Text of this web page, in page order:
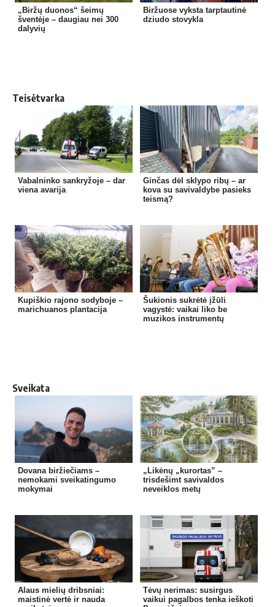
„Biržų duonos“ šeimų
šventėje – daugiau nei 300
dalyvių
Biržuose vyksta tarptautinė
dziudo stovykla
Teisėtvarka
Vabalninko sankryžoje – dar
viena avarija
Ginčas dėl sklypo ribų – ar
kova su savivaldybe pasieks
teismą?
Kupiškio rajono sodyboje –
marichuanos plantacija
Šukionis sukrėtė įžūli
vagystė: vaikai liko be
muzikos instrumentų
Sveikata
Dovana biržiečiams –
nemokami sveikatingumo
mokymai
„Likėnų „kurortas” –
trisdešimt savivaldos
neveiklos metų
Alaus mielių dribsniai:
maistinė vertė ir nauda
Tėvų nerimas: susirgus
vaikui pagalbos tenka ieškoti